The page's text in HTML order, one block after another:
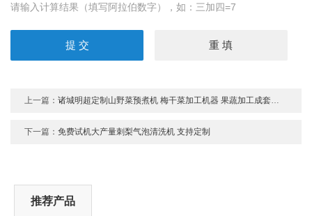
请输入计算结果（填写阿拉伯数字），如：三加四=7
上一篇：诸城明超定制山野菜预煮机 梅干菜加工机器 果蔬加工成套设备
下一篇：免费试机大产量刺梨气泡清洗机 支持定制
推荐产品